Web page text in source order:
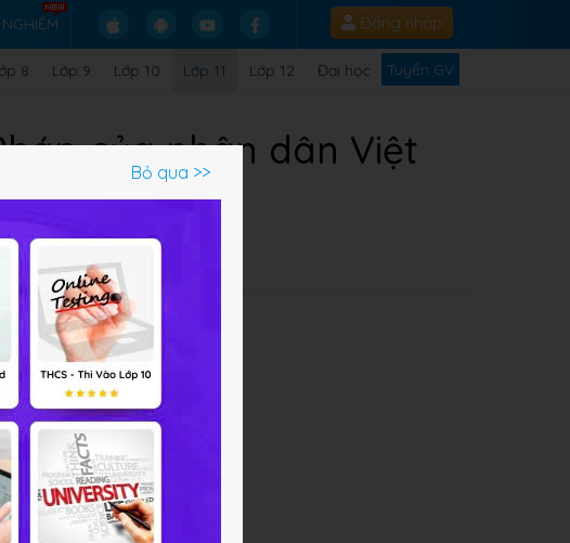
Đăng nhập
8 Lớp 9 Lớp 10 Lớp 11 Lớp 12 Đại học Tuyển GV
của nhân dân Việt
kỉ XIX
167FAQ
những
thì các em
Bỏ qua >>